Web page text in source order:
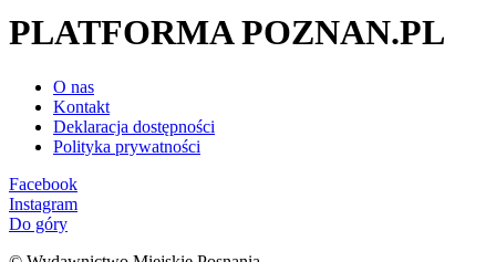
PLATFORMA POZNAN.PL
O nas
Kontakt
Deklaracja dostępności
Polityka prywatności
Facebook
Instagram
Do góry